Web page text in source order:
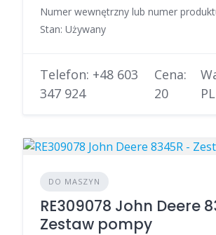
Numer wewnętrzny lub numer
Stan: Używany
Telefon: +48 603
347 924
Cena:
20
DO MASZYN
RE309078 John Deere
Zestaw pompy